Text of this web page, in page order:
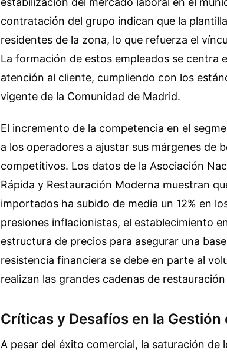
contratación del grupo indican que la
residentes de la zona, lo que refuerza el
La formación de estos empleados se centra
atención al cliente, cumpliendo con los
vigente de la Comunidad de Madrid.
El incremento de la competencia en el
a los operadores a ajustar sus márgenes de
competitivos. Los datos de la Asociación
Rápida y Restauración Moderna muestran
importados ha subido de media un 12% en
presiones inflacionistas, el establecimiento
estructura de precios para asegurar una
resistencia financiera se debe en parte al
realizan las grandes cadenas de
Críticas y Desafíos en la
A pesar del éxito comercial, la saturación